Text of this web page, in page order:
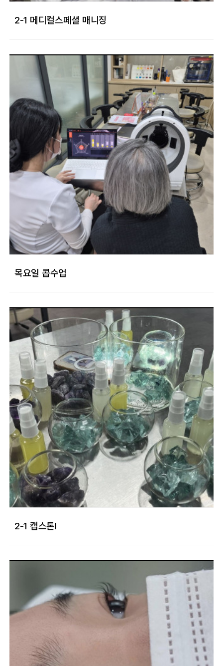
2-1 메디컬스페셜 매니징
목요일 콥수업
2-1 캡스톤I